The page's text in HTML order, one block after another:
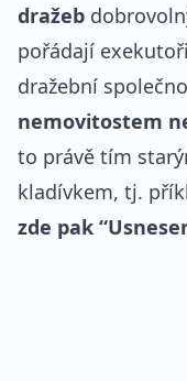
dražeb
pořádají
dražební
nemovitostem
to právě tím
kladívkem, tj.
zde pak